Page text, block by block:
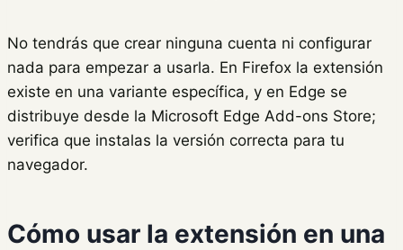
No tendrás que crear ninguna cuenta ni configurar
nada para empezar a usarla. En Firefox la extensión
existe en una variante específica, y en Edge se
distribuye desde la Microsoft Edge Add-ons Store;
verifica que instalas la versión correcta para tu
navegador.
Cómo usar la extensión en una